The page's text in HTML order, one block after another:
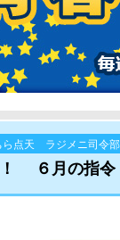
ら点天 ラジメニ司令部
６月の指令